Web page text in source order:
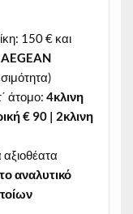
150 € και
AEGEAN
άτομο:4κλινη
€ 90 | 2κλινη
αξιοθέατα
αναλυτικό